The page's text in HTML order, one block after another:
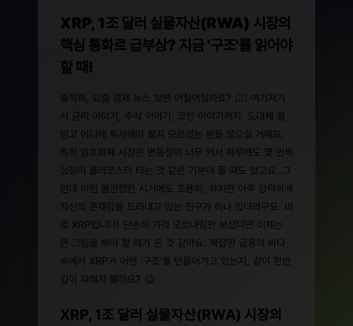
XRP, 1조 달러 실물자산(RWA) 시장의
핵심 통화로 급부상? 지금 '구조'를 읽어야
할 때!
솔직히, 요즘 경제 뉴스 보면 어질어질하죠? 😵‍💫 여기저기
서 금리 이야기, 주식 이야기, 코인 이야기까지. 도대체 뭘
믿고 어디에 투자해야 할지 모르겠는 분들 많으실 거예요.
특히 암호화폐 시장은 변동성이 너무 커서 하루에도 몇 번씩
심장이 롤러코스터 타는 것 같은 기분이 들 때도 있고요. 그
런데 이런 불안정한 시기에도 조용히, 하지만 아주 강력하게
자신의 존재감을 드러내고 있는 친구가 하나 있더라구요. 바
로 XRP입니다! 단순히 가격 오르내림만 보셨다면 이제는
큰 그림을 봐야 할 때가 온 것 같아요. 복잡한 금융의 바다
속에서 XRP가 어떤 '구조'를 만들어가고 있는지, 같이 한번
깊이 파헤쳐 볼까요? 😉
XRP, 1조 달러 실물자산(RWA) 시장의